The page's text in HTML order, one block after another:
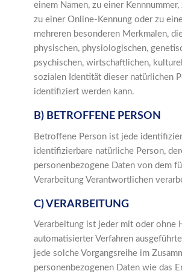
einem Namen, zu einer Kennnummer,
zu einer Online-Kennung oder zu
mehreren besonderen Merkmalen,
physischen, physiologischen,
psychischen, wirtschaftlichen,
sozialen Identität dieser natürlichen
identifiziert werden kann.
B) BETROFFENE PERSON
Betroffene Person ist jede
identifizierbare natürliche Person,
personenbezogene Daten von dem
Verarbeitung Verantwortlichen
C) VERARBEITUNG
Verarbeitung ist jeder mit oder ohne
automatisierter Verfahren
jede solche Vorgangsreihe im
personenbezogenen Daten wie das